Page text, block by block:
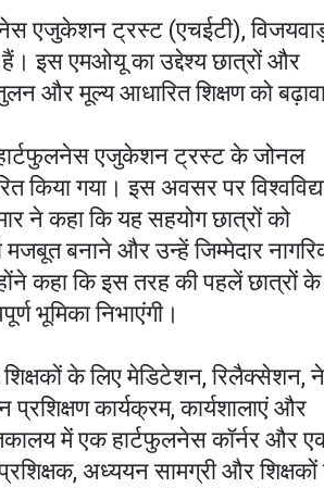
एजुकेशन ट्रस्ट (एचईटी),
हैं। इस एमओयू का उद्देश्य छात्रों और
और मूल्य आधारित शिक्षण को
हार्टफुलनेस एजुकेशन ट्रस्ट के जोनल
किया गया। इस अवसर पर
ने कहा कि यह सहयोग छात्रों को
बनाने और उन्हें जिम्मेदार
कहा कि इस तरह की पहलें छात्रों के
भूमिका निभाएंगी।
के लिए मेडिटेशन, रिलैक्सेशन,
कार्यक्रम, कार्यशालाएं और
में एक हार्टफुलनेस कॉर्नर और
प्रशिक्षक, अध्ययन सामग्री और